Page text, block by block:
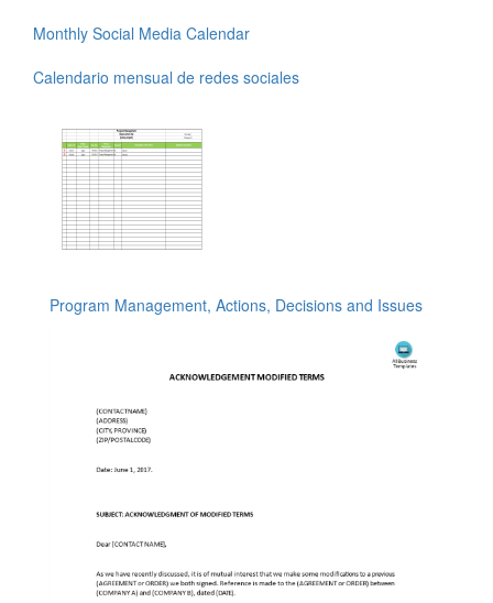
Monthly Social Media Calendar
Calendario mensual de redes sociales
Program Management, Actions, Decisions and Issues